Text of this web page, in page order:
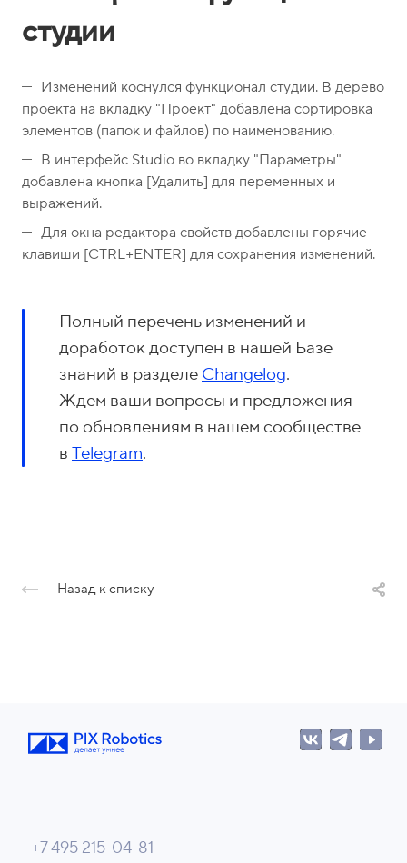
студии
Изменений коснулся функционал студии. В дерево
проекта на вкладку "Проект" добавлена сортировка
элементов (папок и файлов) по наименованию.
В интерфейс Studio во вкладку "Параметры"
добавлена кнопка [Удалить] для переменных и
выражений.
Для окна редактора свойств добавлены горячие
клавиши [CTRL+ENTER] для сохранения изменений.
Полный перечень изменений и
доработок доступен в нашей Базе
знаний в разделе Changelog.
Ждем ваши вопросы и предложения
по обновлениям в нашем сообществе
в Telegram.
Назад к списку
+7 495 215-04-81